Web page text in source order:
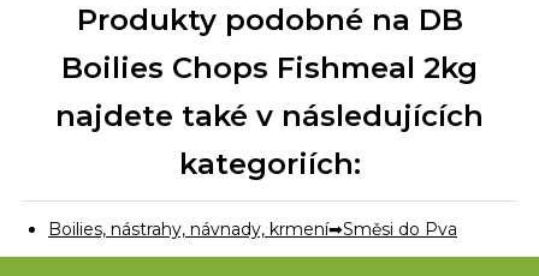
Produkty podobné na DB
Boilies Chops Fishmeal 2kg
najdete také v následujících
kategoriích:
Boilies, nástrahy, návnady, krmení Směsi do Pva